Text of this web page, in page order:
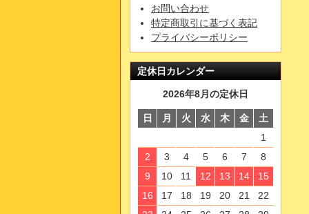
お問い合わせ
特定商取引に基づく表記
プライバシーポリシー
定休日カレンダー
2026年8月の定休日
日 月 火 水 木 金
土
1
2
3 4 5 6 7
8
9
10 11 12 13 14
15
16
17 18 19 20 21
22